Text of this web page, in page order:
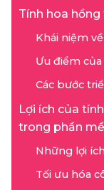
Tính hoa
Khái niệm
Ưu điểm
Các bước
Lợi ích của
trong phần
Những lợi
Tối ưu hóa